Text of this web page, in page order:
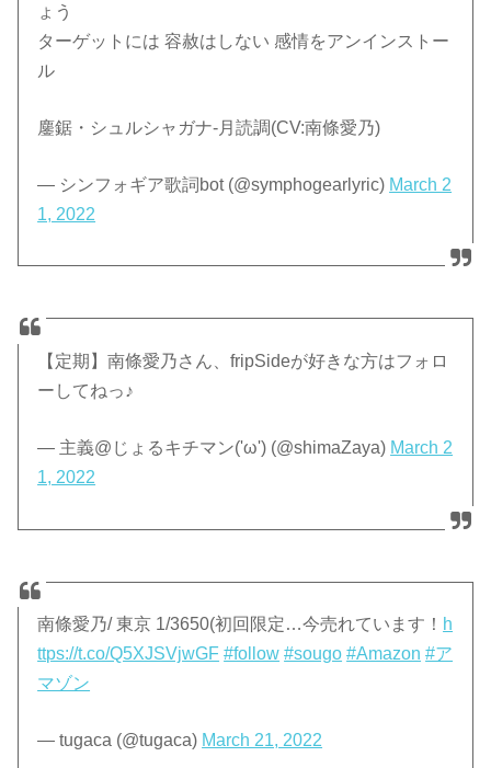
ょう
ターゲットには 容赦はしない 感情をアンインストー
ル
鏖鋸・シュルシャガナ-月読調(CV:南條愛乃)
— シンフォギア歌詞bot (@symphogearlyric) March 2
1, 2022
【定期】南條愛乃さん、fripSideが好きな方はフォロ
ーしてねっ♪
— 主義@じょるキチマン('ω') (@shimaZaya) March 2
1, 2022
南條愛乃/ 東京 1/3650(初回限定…今売れています！ h
ttps://t.co/Q5XJSVjwGF #follow #sougo #Amazon #ア
マゾン
— tugaca (@tugaca) March 21, 2022